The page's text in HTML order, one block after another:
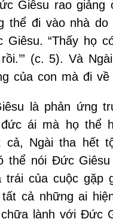
Giêsu rao giảng
thể đi vào nhà
“Thấy họ
(c. 5). Và
của con mà đi về
là phản ứng
ái mà họ thể
Ngài tha hết
thể nói Đức
của cuộc gặp
cả những ai
lành với Đức